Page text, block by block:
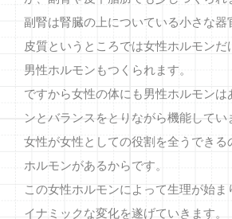
副腎は腎臓の上についている小さな器
皮質というところでは女性ホルモンだ
男性ホルモンもつくられます。
ですから女性の体にも男性ホルモンは
ンとバランスをとりながら機能してい
女性が女性としての役割を全うできる
ホルモンがあるからです。
この女性ホルモンによって生理が始
イナミックな変化を遂げていきます。